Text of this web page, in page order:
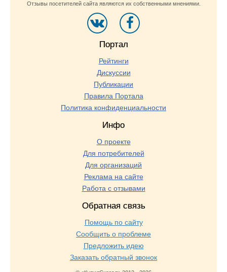
Отзывы посетителей сайта являются их собственными мнениями.
Портал
Рейтинги
Дискуссии
Публикации
Правила Портала
Политика конфиденциальности
Инфо
О проекте
Для потребителей
Для организаций
Реклама на сайте
Работа с отзывами
Обратная связь
Помощь по сайту
Сообщить о проблеме
Предложить идею
Заказать обратный звонок